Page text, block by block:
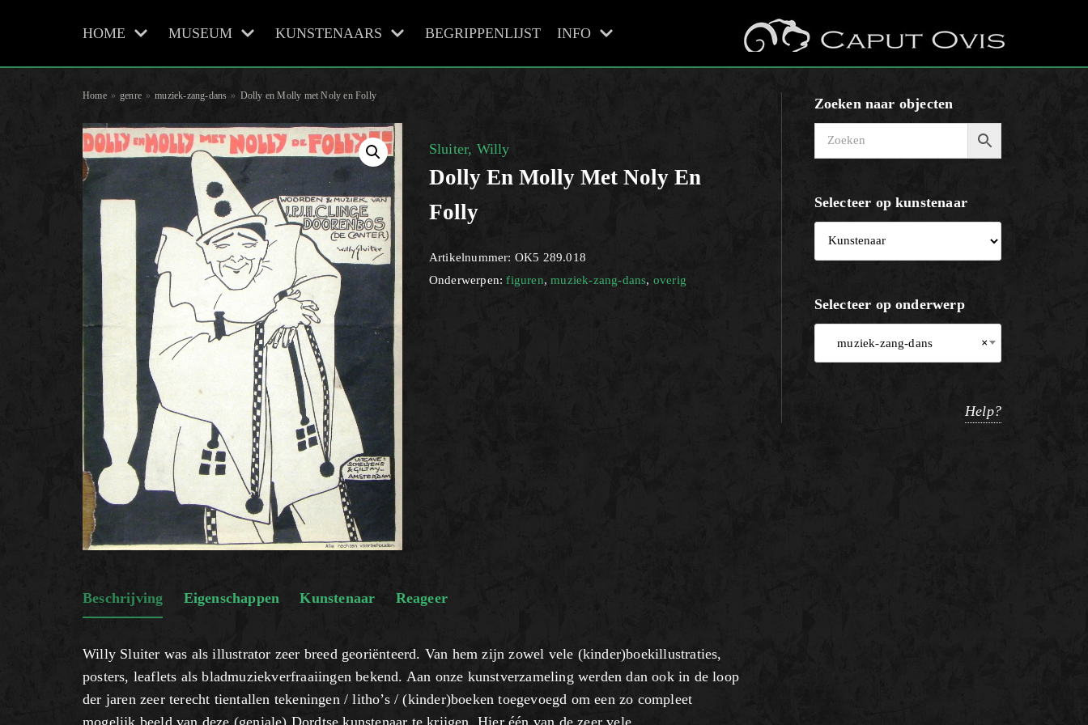
naar
HOME MUSEUM KUNSTENAARS BEGRIPPENLIJST INFO
Home » genre » muziek-zang-dans » Dolly en Molly met Noly en Folly
Sluiter, Willy
Dolly En Molly Met Noly En
Folly
Artikelnummer: OK5 289.018
Onderwerpen:figuren,muziek-zang-dans, overig
Beschrijving Eigenschappen Kunstenaar Reageer
Willy Sluiter was als illustrator zeer breed georiënteerd. Van hem zijn zowel vele (kinder)boekillustraties,
posters, leaflets als bladmuziekverfraaiingen bekend. Aan onze kunstverzameling werden dan ook in de loop
der jaren zeer terecht tientallen tekeningen / litho’s / (kinder)boeken toegevoegd om een zo compleet
mogelijk beeld van deze (geniale) Dordtse kunstenaar te krijgen. Hier één van de zeer vele
Zoeken naar objecten
Selecteer op kunstenaar
Selecteer op onderwerp
×
muziek-zang-dans
Help?